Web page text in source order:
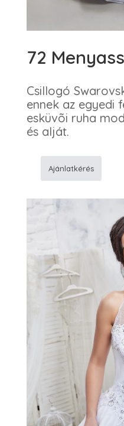
72
Csillogó
ennek az egyedi
esküvõi ruha
és alját.
ruha
mennyiség
Ajánlatkérés